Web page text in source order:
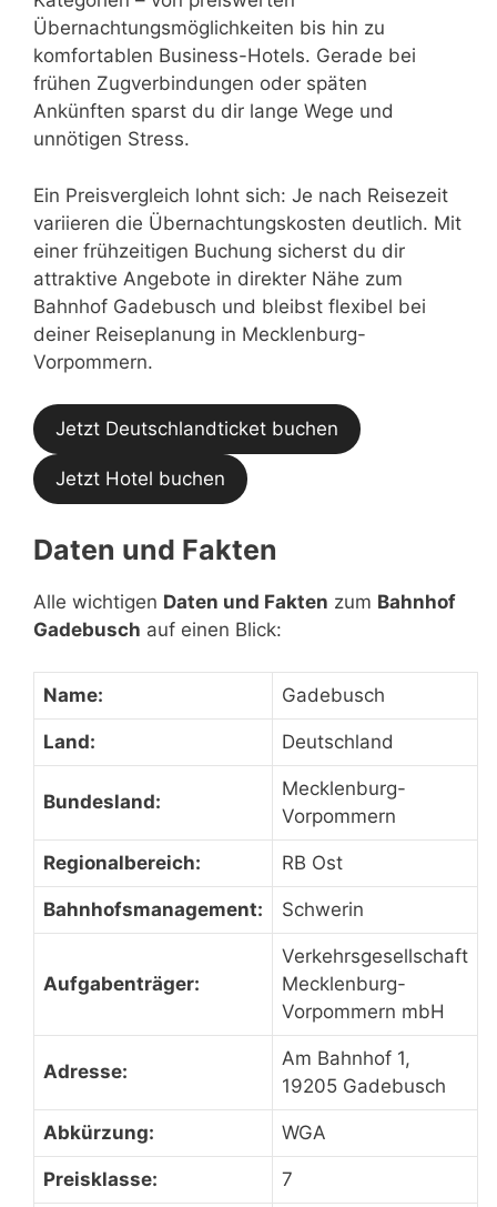
Übernachtungsmöglichkeiten bis hin zu
komfortablen Business-Hotels. Gerade bei
frühen Zugverbindungen oder späten
Ankünften sparst du dir lange Wege und
unnötigen Stress.
Ein Preisvergleich lohnt sich: Je nach Reisezeit
variieren die Übernachtungskosten deutlich. Mit
einer frühzeitigen Buchung sicherst du dir
attraktive Angebote in direkter Nähe zum
Bahnhof Gadebusch und bleibst flexibel bei
deiner Reiseplanung in Mecklenburg-
Vorpommern.
Jetzt Deutschlandticket buchen
Jetzt Hotel buchen
Daten und Fakten
Alle wichtigen Daten und Fakten zum Bahnhof
Gadebusch auf einen Blick:
Name: Gadebusch
Land: Deutschland
Bundesland:
Mecklenburg-
Vorpommern
Regionalbereich: RB Ost
Bahnhofsmanagement: Schwerin
Aufgabenträger:
Verkehrsgesellschaft
Mecklenburg-
Vorpommern mbH
Adresse:
Am Bahnhof 1,
19205 Gadebusch
Abkürzung: WGA
Preisklasse: 7